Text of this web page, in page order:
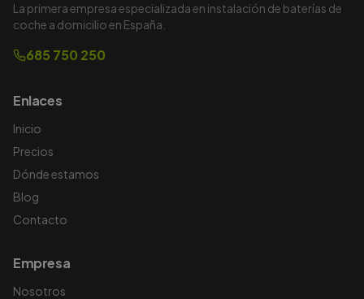
La primera empresa especializada en instalación de baterías de
coche a domicilio en España.
685 750 250
Enlaces
Inicio
Precios
Dónde estamos
Blog
Contacto
Empresa
Nosotros